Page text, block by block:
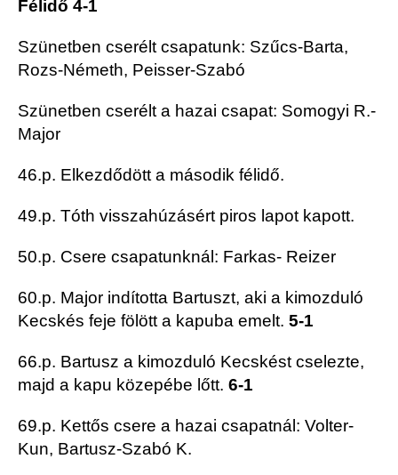
Félidő 4-1
Szünetben cserélt csapatunk: Szűcs-Barta,
Rozs-Németh, Peisser-Szabó
Szünetben cserélt a hazai csapat: Somogyi R.-
Major
46.p. Elkezdődött a második félidő.
49.p. Tóth visszahúzásért piros lapot kapott.
50.p. Csere csapatunknál: Farkas- Reizer
60.p. Major indította Bartuszt, aki a kimozduló
Kecskés feje fölött a kapuba emelt. 5-1
66.p. Bartusz a kimozduló Kecskést cselezte,
majd a kapu közepébe lőtt. 6-1
69.p. Kettős csere a hazai csapatnál: Volter-
Kun, Bartusz-Szabó K.